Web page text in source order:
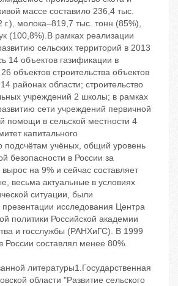
массе составило 236,4 тыс.
г.), молока–819,7 тыс. тонн (85%),
(100,8%).В рамках реализации
сельских территорий в 2013
14 объектов газификации в
объектов строительства объектов
районах области; строительство
учреждений 2 школы; в рамках
сети учреждений первичной
помощи в сельской местности 4
капитального
подсчётам учёных, общий уровень
безопасности в России за
на 9% и сейчас составляет
весьма актуальные в условиях
ситуации, были
исследования Центра
политики Российской академии
и госслужбы (РАНХиГС). В 1999
в России составлял менее 80%.
литературы1.Государственная
области "Развитие сельского